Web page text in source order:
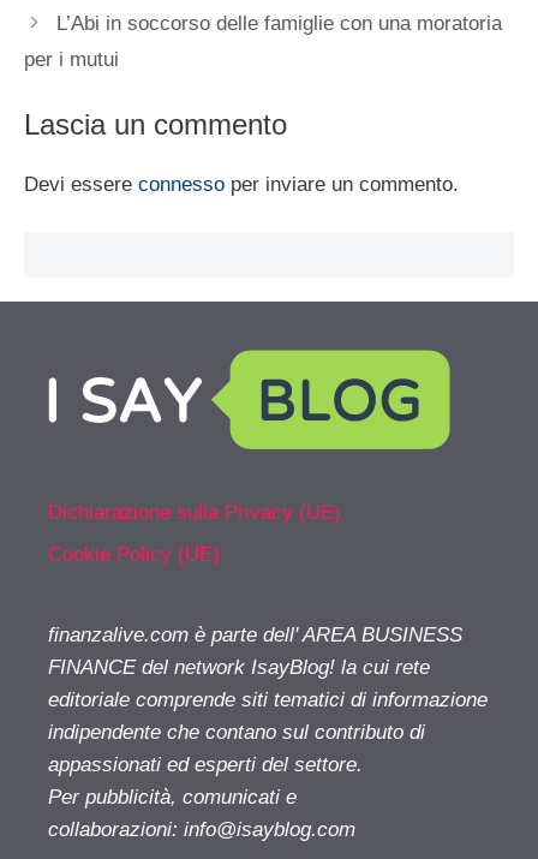
L’Abi in soccorso delle famiglie con una moratoria
per i mutui
Lascia un commento
Devi essere connesso per inviare un commento.
Dichiarazione sulla Privacy (UE)
Cookie Policy (UE)
finanzalive.com è parte dell' AREA BUSINESS
FINANCE del network IsayBlog! la cui rete
editoriale comprende siti tematici di informazione
indipendente che contano sul contributo di
appassionati ed esperti del settore.
Per pubblicità, comunicati e
collaborazioni: info@isayblog.com